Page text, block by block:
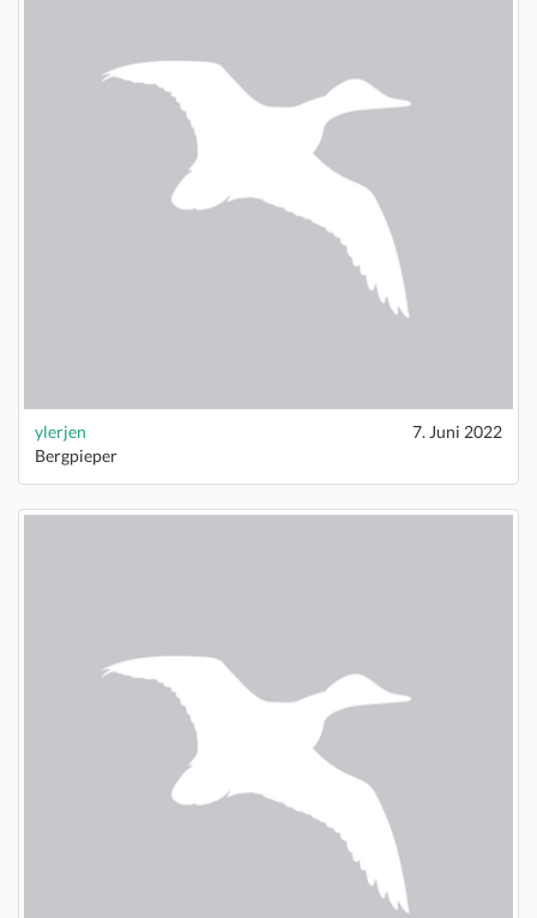
ylerjen
7. Juni 2022
Bergpieper